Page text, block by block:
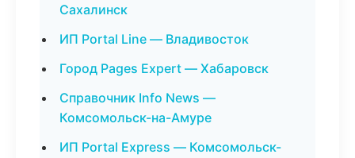
Сахалинск
ИП Portal Line — Владивосток
Город Pages Expert — Хабаровск
Справочник Info News —
Комсомольск-на-Амуре
ИП Portal Express — Комсомольск-